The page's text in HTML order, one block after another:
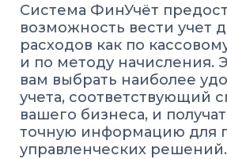
Система ФинУчёт
возможность вести учет
расходов как по
и по методу начисления.
вам выбрать наиболее
учета, соответствующий
вашего бизнеса, и
точную информацию для
управленческих решений.